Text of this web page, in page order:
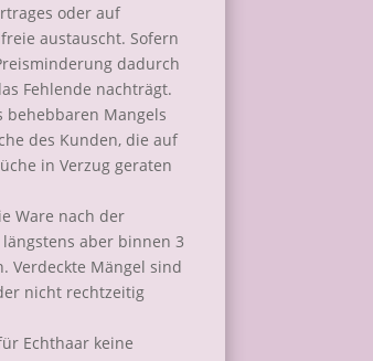
oder auf
austauscht. Sofern
dadurch
Fehlende nachträgt.
behebbaren Mangels
des Kunden, die auf
in Verzug geraten
Ware nach der
aber binnen 3
Verdeckte Mängel sind
nicht rechtzeitig
Echthaar keine